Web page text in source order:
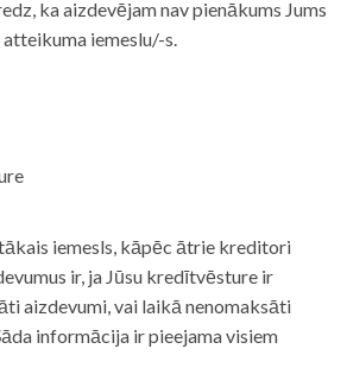
ka aizdevējam nav pienākums Jums
iemeslu/-s.
iemesls, kāpēc ātrie kreditori
ir, ja Jūsu kredītvēsture ir
aizdevumi, vai laikā nenomaksāti
informācija ir pieejama visiem